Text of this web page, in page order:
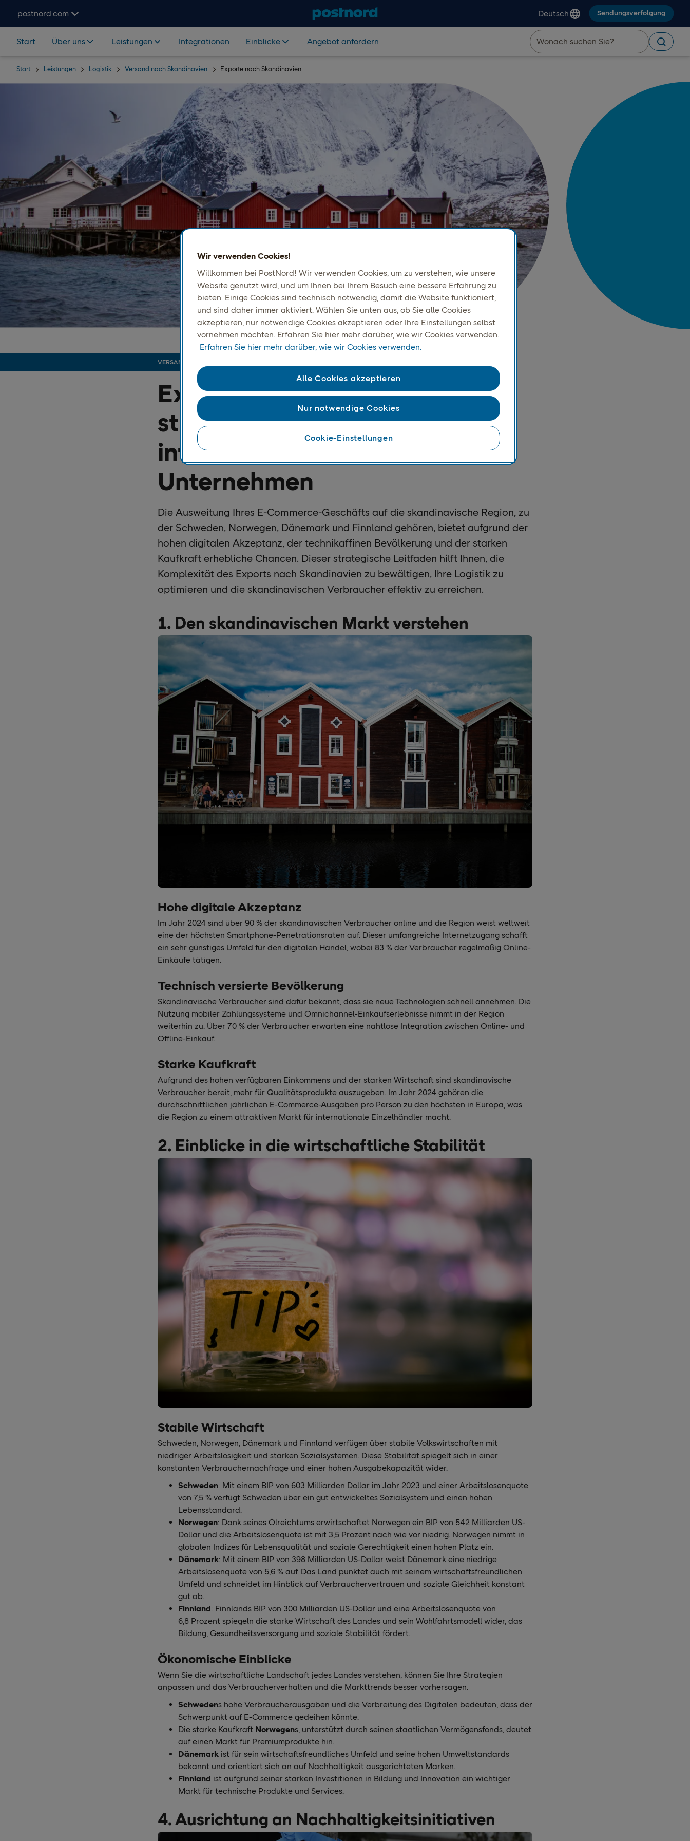
postnord.com
Deutsch Sendungsverfolgung
Start Über uns Leistungen Integrationen Einblicke Angebot anfordern
Start Leistungen Logistik Versand nach Skandinavien Exporte nach Skandinavien
VERSANDLEITFADEN
Export nach Skandinavien: Ein
strategischer Leitfaden für
internationale E-Commerce-
Unternehmen
Die Ausweitung Ihres E-Commerce-Geschäfts auf die skandinavische Region, zu
der Schweden, Norwegen, Dänemark und Finnland gehören, bietet aufgrund der
hohen digitalen Akzeptanz, der technikaffinen Bevölkerung und der starken
Kaufkraft erhebliche Chancen. Dieser strategische Leitfaden hilft Ihnen, die
Komplexität des Exports nach Skandinavien zu bewältigen, Ihre Logistik zu
optimieren und die skandinavischen Verbraucher effektiv zu erreichen.
1. Den skandinavischen Markt verstehen
Hohe digitale Akzeptanz
Im Jahr 2024 sind über 90 % der skandinavischen Verbraucher online und die Region weist weltweit
eine der höchsten Smartphone-Penetrationsraten auf. Dieser umfangreiche Internetzugang schafft
ein sehr günstiges Umfeld für den digitalen Handel, wobei 83 % der Verbraucher regelmäßig Online-
Einkäufe tätigen.
Technisch versierte Bevölkerung
Skandinavische Verbraucher sind dafür bekannt, dass sie neue Technologien schnell annehmen. Die
Nutzung mobiler Zahlungssysteme und Omnichannel-Einkaufserlebnisse nimmt in der Region
weiterhin zu. Über 70 % der Verbraucher erwarten eine nahtlose Integration zwischen Online- und
Offline-Einkauf.
Starke Kaufkraft
Aufgrund des hohen verfügbaren Einkommens und der starken Wirtschaft sind skandinavische
Verbraucher bereit, mehr für Qualitätsprodukte auszugeben. Im Jahr 2024 gehören die
durchschnittlichen jährlichen E-Commerce-Ausgaben pro Person zu den höchsten in Europa, was
die Region zu einem attraktiven Markt für internationale Einzelhändler macht.
2. Einblicke in die wirtschaftliche Stabilität
Stabile Wirtschaft
Schweden, Norwegen, Dänemark und Finnland verfügen über stabile Volkswirtschaften mit
niedriger Arbeitslosigkeit und starken Sozialsystemen. Diese Stabilität spiegelt sich in einer
konstanten Verbrauchernachfrage und einer hohen Ausgabekapazität wider.
Schweden: Mit einem BIP von 603 Milliarden Dollar im Jahr 2023 und einer Arbeitslosenquote
von 7,5 % verfügt Schweden über ein gut entwickeltes Sozialsystem und einen hohen
Lebensstandard.
Norwegen: Dank seines Ölreichtums erwirtschaftet Norwegen ein BIP von 542 Milliarden US-
Dollar und die Arbeitslosenquote ist mit 3,5 Prozent nach wie vor niedrig. Norwegen nimmt in
globalen Indizes für Lebensqualität und soziale Gerechtigkeit einen hohen Platz ein.
Dänemark: Mit einem BIP von 398 Milliarden US-Dollar weist Dänemark eine niedrige
Arbeitslosenquote von 5,6 % auf. Das Land punktet auch mit seinem wirtschaftsfreundlichen
Umfeld und schneidet im Hinblick auf Verbrauchervertrauen und soziale Gleichheit konstant
gut ab.
Finnland: Finnlands BIP von 300 Milliarden US-Dollar und eine Arbeitslosenquote von
6,8 Prozent spiegeln die starke Wirtschaft des Landes und sein Wohlfahrtsmodell wider, das
Bildung, Gesundheitsversorgung und soziale Stabilität fördert.
Ökonomische Einblicke
Wenn Sie die wirtschaftliche Landschaft jedes Landes verstehen, können Sie Ihre Strategien
anpassen und das Verbraucherverhalten und die Markttrends besser vorhersagen.
Schwedens hohe Verbraucherausgaben und die Verbreitung des Digitalen bedeuten, dass der
Schwerpunkt auf E-Commerce gedeihen könnte.
Die starke Kaufkraft Norwegens, unterstützt durch seinen staatlichen Vermögensfonds, deutet
auf einen Markt für Premiumprodukte hin.
Dänemark ist für sein wirtschaftsfreundliches Umfeld und seine hohen Umweltstandards
bekannt und orientiert sich an auf Nachhaltigkeit ausgerichteten Marken.
Finnland ist aufgrund seiner starken Investitionen in Bildung und Innovation ein wichtiger
Markt für technische Produkte und Services.
4. Ausrichtung an Nachhaltigkeitsinitiativen
Wir verwenden Cookies!
Willkommen bei PostNord! Wir verwenden Cookies, um zu verstehen, wie unsere
Website genutzt wird, und um Ihnen bei Ihrem Besuch eine bessere Erfahrung zu
bieten. Einige Cookies sind technisch notwendig, damit die Website funktioniert,
und sind daher immer aktiviert. Wählen Sie unten aus, ob Sie alle Cookies
akzeptieren, nur notwendige Cookies akzeptieren oder Ihre Einstellungen selbst
vornehmen möchten. Erfahren Sie hier mehr darüber, wie wir Cookies verwenden.
Erfahren Sie hier mehr darüber, wie wir Cookies verwenden.
Cookie-Einstellungen
Nur notwendige Cookies
Alle Cookies akzeptieren